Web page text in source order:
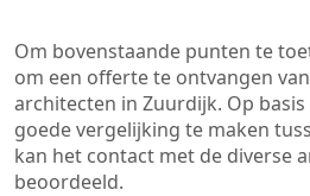
Om bovenstaande punten te
om een offerte te ontvangen
architecten in Zuurdijk. Op
goede vergelijking te maken
kan het contact met de diverse
beoordeeld.